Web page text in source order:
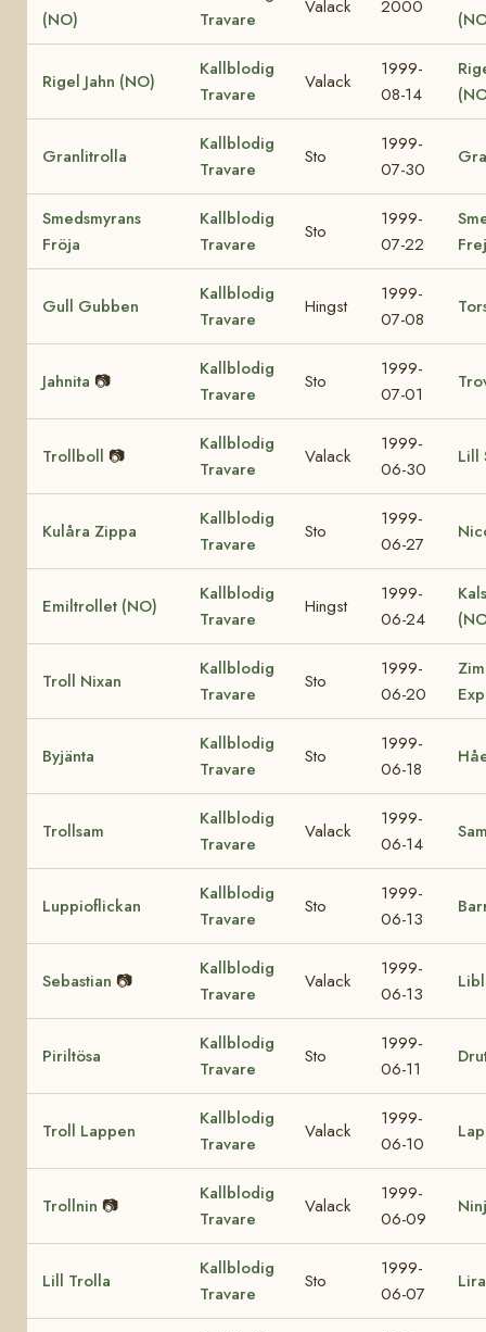
(NO)
Travare
Valack 2000
Rigel Jahn (NO)
Kallblodig
Travare
Valack
1999-
08-14
Granlitrolla
Kallblodig
Travare
Sto
1999-
07-30
Smedsmyrans
Fröja
Kallblodig
Travare
Sto
1999-
07-22
Gull Gubben
Kallblodig
Travare
Hingst
1999-
07-08
Jahnita 📷
Kallblodig
Travare
Sto
1999-
07-01
Trollboll 📷
Kallblodig
Travare
Valack
1999-
06-30
Lill
Kulåra Zippa
Kallblodig
Travare
Sto
1999-
06-27
Emiltrollet (NO)
Kallblodig
Travare
Hingst
1999-
06-24
Troll Nixan
Kallblodig
Travare
Sto
1999-
06-20
Byjänta
Kallblodig
Travare
Sto
1999-
06-18
Trollsam
Kallblodig
Travare
Valack
1999-
06-14
Luppioflickan
Kallblodig
Travare
Sto
1999-
06-13
Sebastian 📷
Kallblodig
Travare
Valack
1999-
06-13
Piriltösa
Kallblodig
Travare
Sto
1999-
06-11
Troll Lappen
Kallblodig
Travare
Valack
1999-
06-10
Trollnin 📷
Kallblodig
Travare
Valack
1999-
06-09
Lill Trolla
Kallblodig
Travare
Sto
1999-
06-07